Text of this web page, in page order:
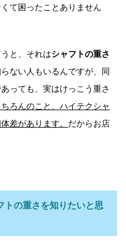
て困ったことありません
と、それはシャフトの重さ
ない人もいるんですが、同
っても、実はけっこう重さ
ろんのこと、ハイテクシャ
差があります。 だからお店
トの重さを知りたいと思